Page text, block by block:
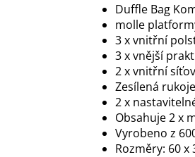
Duffle Bag
molle
3 x vnitřní
3 x vnější
2 x vnitřní
Zesílená
2 x
Obsahuje 2 x
Vyrobeno z
Rozměry: 60 x